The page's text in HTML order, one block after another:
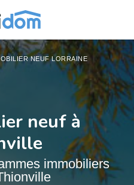
NEUF LORRAINE
neuf à
immobiliers